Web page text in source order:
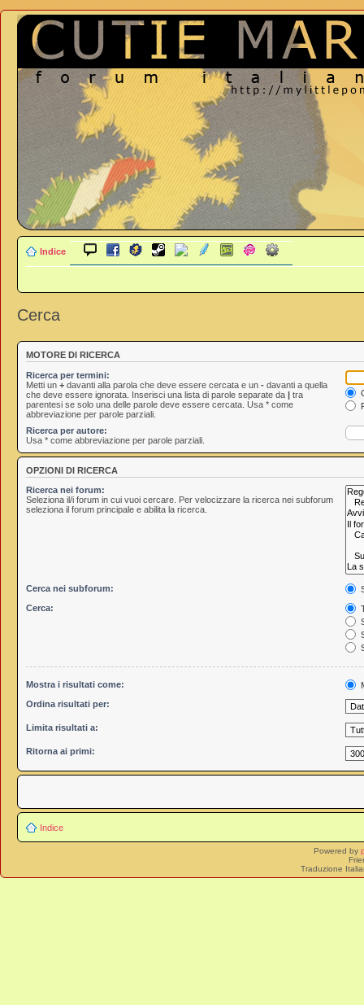
Indice
Cerca
MOTORE DI RICERCA
Ricerca per termini:
Metti un + davanti alla parola che deve essere cercata e un - davanti a quella
che deve essere ignorata. Inserisci una lista di parole separate da | tra
parentesi se solo una delle parole deve essere cercata. Usa * come
abbreviazione per parole parziali.
Ricerca per autore:
Usa * come abbreviazione per parole parziali.
OPZIONI DI RICERCA
Ricerca nei forum:
Seleziona il/i forum in cui vuoi cercare. Per velocizzare la ricerca nei subforum
seleziona il forum principale e abilita la ricerca.
Cerca nei subforum:
Cerca:
Mostra i risultati come:
Ordina risultati per:
Limita risultati a:
Ritorna ai primi:
Indice
Powered by
Traduzione